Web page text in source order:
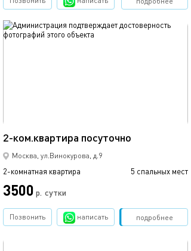
2-ком.квартира посуточно
Москва, ул.Винокурова, д.9
2-комнатная квартира 5 спальных мест
3500 р. сутки
обновлено 04.08.2026
подробнее
Позвонить написать Забронировать